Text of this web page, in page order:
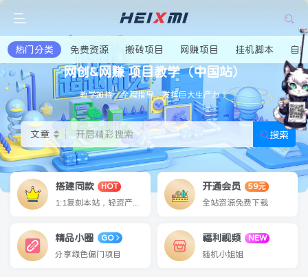
网创&网赚 项目教学（中国站）
稳定收益
文章 开启精彩搜索 搜索
搭建同款 HOT 开通会员 59元
全站资源免费下载
精品小圈 GO
分享绿色偏门项目
福利视频 NEW
随机小姐姐
精品小圈，会员项目免费更新
热门分类 免费资源 搬砖项目 网赚项目 挂机脚本 自